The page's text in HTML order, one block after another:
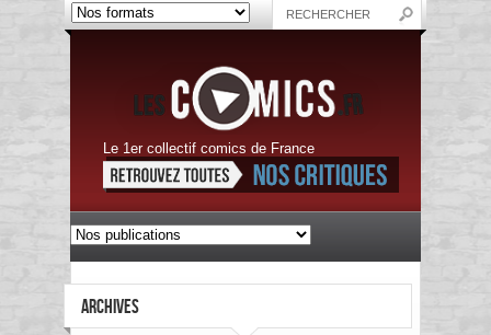
Le 1er collectif comics de France
ARCHIVES